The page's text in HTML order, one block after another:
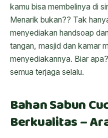
kamu bisa membelinya di
Menarik bukan?? Tak
menyediakan handsoap
tangan, masjid dan kamar
menyediakannya. Biar
semua terjaga selalu.
Bahan Sabun
Berkualitas –